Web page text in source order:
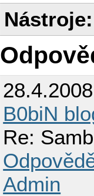
Nástroje:
B0biN
Re:
Admin